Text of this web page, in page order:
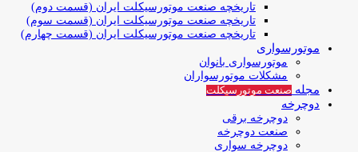
تاریخچه صنعت موتورسیکلت ایران (قسمت دوم)
تاریخچه صنعت موتورسیکلت ایران (قسمت سوم)
تاریخچه صنعت موتورسیکلت ایران (قسمت چهارم)
موتورسواری
موتورسواری بانوان
مشکلات موتورسواران
مجله صنعت موتورسیکلت
دوچرخه
دوچرخه برقی
صنعت دوچرخه
دوچرخه سواری